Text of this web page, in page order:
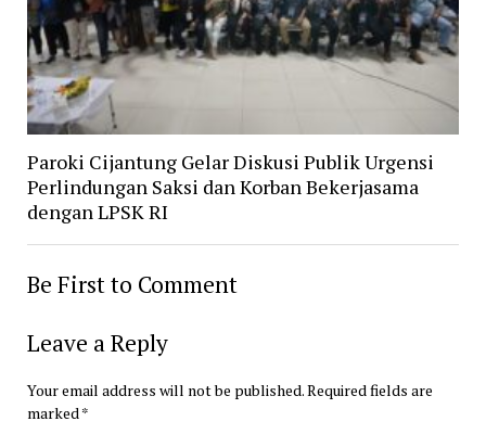
Paroki Cijantung Gelar Diskusi Publik Urgensi
Perlindungan Saksi dan Korban Bekerjasama
dengan LPSK RI
Be First to Comment
Leave a Reply
Your email address will not be published.Required fields are
marked *